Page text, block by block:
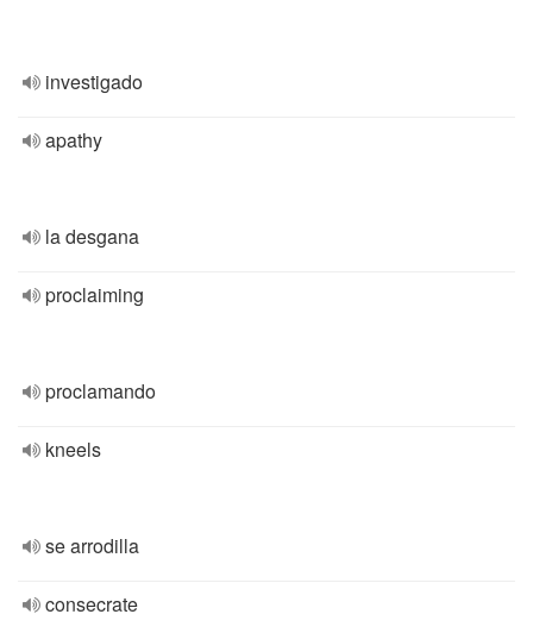
investigado
apathy
la desgana
proclaiming
proclamando
kneels
se arrodilla
consecrate